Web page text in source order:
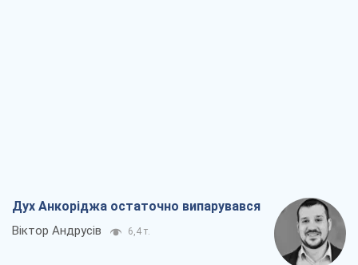
Дух Анкоріджа остаточно випарувався
Віктор Андрусів 6,4 т.